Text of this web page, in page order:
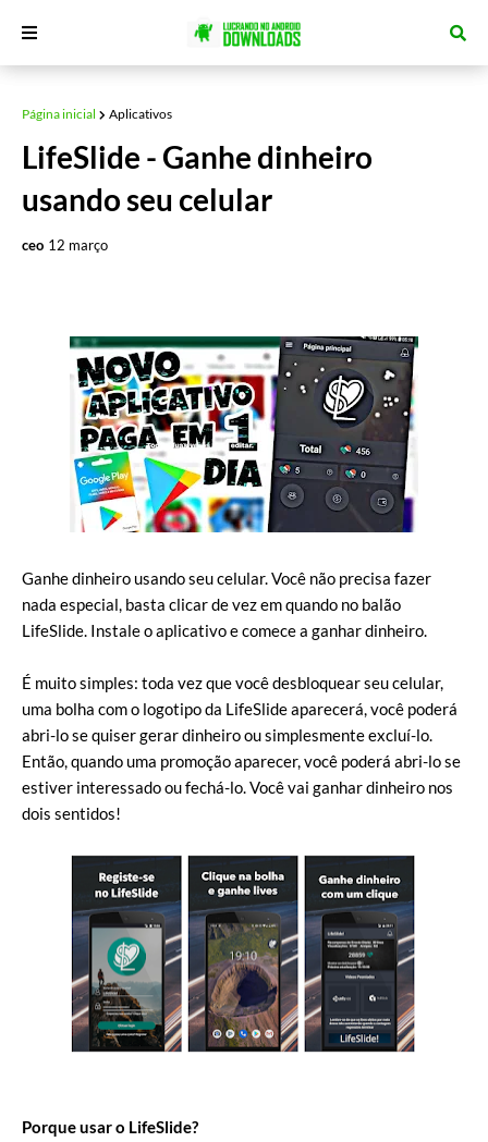
Página inicial Aplicativos
LifeSlide - Ganhe dinheiro
usando seu celular
ceo 12 março
Ganhe dinheiro usando seu celular. Você não precisa fazer
nada especial, basta clicar de vez em quando no balão
LifeSlide. Instale o aplicativo e comece a ganhar dinheiro.
É muito simples: toda vez que você desbloquear seu celular,
uma bolha com o logotipo da LifeSlide aparecerá, você poderá
abri-lo se quiser gerar dinheiro ou simplesmente excluí-lo.
Então, quando uma promoção aparecer, você poderá abri-lo se
estiver interessado ou fechá-lo. Você vai ganhar dinheiro nos
dois sentidos!
Porque usar o LifeSlide?